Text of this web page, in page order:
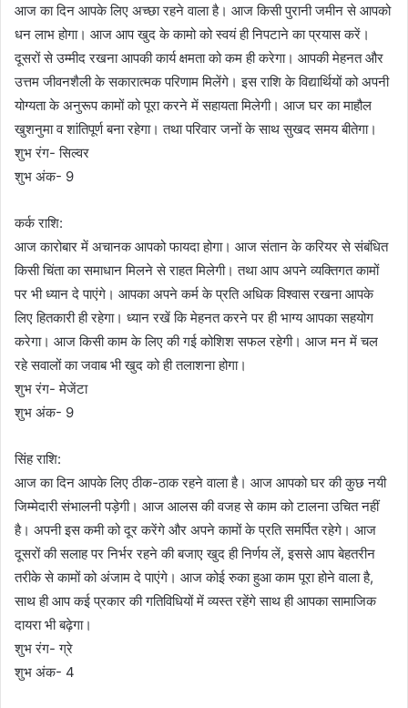
आज का दिन आपके लिए अच्छा रहने वाला है। आज किसी पुरानी जमीन से आपको
धन लाभ होगा। आज आप खुद के कामो को स्वयं ही निपटाने का प्रयास करें।
दूसरों से उम्मीद रखना आपकी कार्य क्षमता को कम ही करेगा। आपकी मेहनत और
उत्तम जीवनशैली के सकारात्मक परिणाम मिलेंगे। इस राशि के विद्यार्थियों को अपनी
योग्यता के अनुरूप कामों को पूरा करने में सहायता मिलेगी। आज घर का माहौल
खुशनुमा व शांतिपूर्ण बना रहेगा। तथा परिवार जनों के साथ सुखद समय बीतेगा।
शुभ रंग- सिल्वर
शुभ अंक- 9
कर्क राशि:
आज कारोबार में अचानक आपको फायदा होगा। आज संतान के करियर से संबंधित
किसी चिंता का समाधान मिलने से राहत मिलेगी। तथा आप अपने व्यक्तिगत कामों
पर भी ध्यान दे पाएंगे। आपका अपने कर्म के प्रति अधिक विश्वास रखना आपके
लिए हितकारी ही रहेगा। ध्यान रखें कि मेहनत करने पर ही भाग्य आपका सहयोग
करेगा। आज किसी काम के लिए की गई कोशिश सफल रहेगी। आज मन में चल
रहे सवालों का जवाब भी खुद को ही तलाशना होगा।
शुभ रंग- मेजेंटा
शुभ अंक- 9
सिंह राशि:
आज का दिन आपके लिए ठीक-ठाक रहने वाला है। आज आपको घर की कुछ नयी
जिम्मेदारी संभालनी पड़ेगी। आज आलस की वजह से काम को टालना उचित नहीं
है। अपनी इस कमी को दूर करेंगे और अपने कामों के प्रति समर्पित रहेगे। आज
दूसरों की सलाह पर निर्भर रहने की बजाए खुद ही निर्णय लें, इससे आप बेहतरीन
तरीके से कामों को अंजाम दे पाएंगे। आज कोई रुका हुआ काम पूरा होने वाला है,
साथ ही आप कई प्रकार की गतिविधियों में व्यस्त रहेंगे साथ ही आपका सामाजिक
दायरा भी बढ़ेगा।
शुभ रंग- ग्रे
शुभ अंक- 4